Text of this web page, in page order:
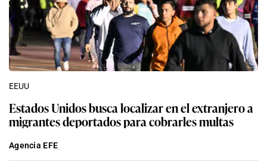
EEUU
Estados Unidos busca localizar en el extranjero a
migrantes deportados para cobrarles multas
Agencia EFE